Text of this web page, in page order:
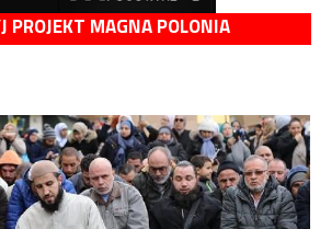
PROJEKT MAGNA POLONIA